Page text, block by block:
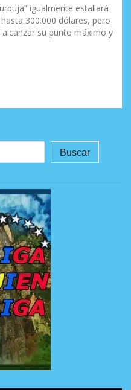
igualmente estallará
300.000 dólares, pero
su punto máximo y
Buscar